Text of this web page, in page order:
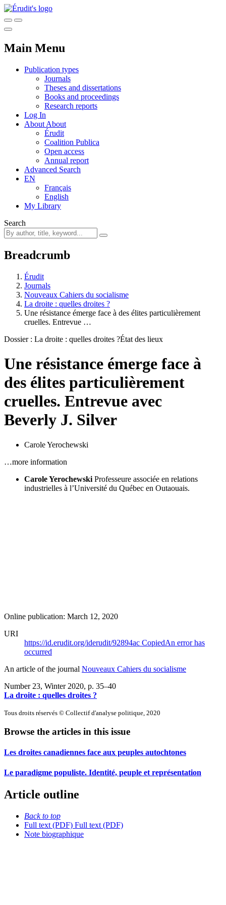
Main Menu
Publication types
Journals
Theses and dissertations
Books and proceedings
Research reports
Log In
About About
Érudit
Coalition Publica
Open access
Annual report
Advanced Search
EN
Français
English
My Library
Search
Breadcrumb
Érudit
Journals
Nouveaux Cahiers du socialisme
La droite : quelles droites ?
Une résistance émerge face à des élites particulièrement
cruelles. Entrevue …
Dossier : La droite : quelles droites ?État des lieux
Une résistance émerge face à
des élites particulièrement
cruelles. Entrevue avec
Beverly J. Silver
Carole Yerochewski
…more information
Carole Yerochewski Professeure associée en relations
industrielles à l’Université du Québec en Outaouais.
Online publication: March 12, 2020
URI
https://id.erudit.org/iderudit/92894ac CopiedAn error has
occurred
An article of the journal Nouveaux Cahiers du socialisme
Number 23, Winter 2020, p. 35–40
La droite : quelles droites ?
Tous droits réservés © Collectif d'analyse politique, 2020
Browse the articles in this issue
Les droites canadiennes face aux peuples autochtones
Le paradigme populiste. Identité, peuple et représentation
Article outline
Back to top
Full text (PDF) Full text (PDF)
Note biographique